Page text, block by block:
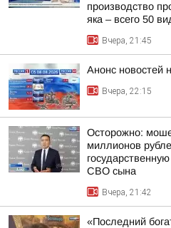
производство
яка – всего 50
Вчера, 21:45
Анонс новостей
Вчера, 22:15
Осторожно:
миллионов
СВО сына
Вчера, 21:42
«Последний